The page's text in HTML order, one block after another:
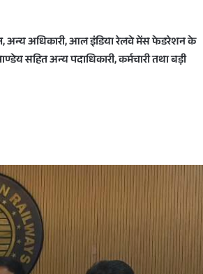
अन्य अधिकारी, आल इंडिया रेलवे मेंस फेडरेशन के
सहित अन्य पदाधिकारी, कर्मचारी तथा बड़ी